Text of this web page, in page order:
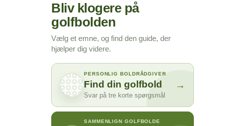
Bliv klogere på
golfbolden
Vælg et emne, og find den guide, der
hjælper dig videre.
PERSONLIG BOLDRÅDGIVER
Find din golfbold
Svar på tre korte spørgsmål
→
SAMMENLIGN GOLFBOLDE